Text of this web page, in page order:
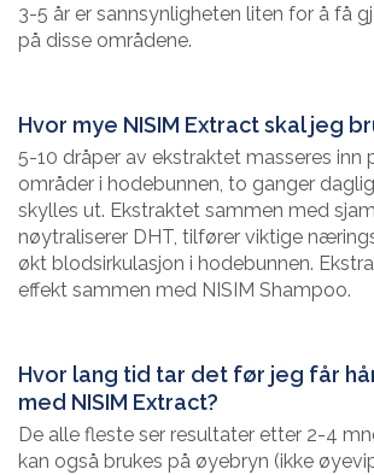
3-5 år er sannsynligheten liten for å få
på disse områdene.
Hvor mye NISIM Extract skal jeg
5-10 dråper av ekstraktet masseres inn
områder i hodebunnen, to ganger
skylles ut. Ekstraktet sammen med
nøytraliserer DHT, tilfører viktige
økt blodsirkulasjon i hodebunnen.
effekt sammen med NISIM Shampoo.
Hvor lang tid tar det før jeg får
med NISIM Extract?
De alle fleste ser resultater etter 2-4
kan også brukes på øyebryn (ikke